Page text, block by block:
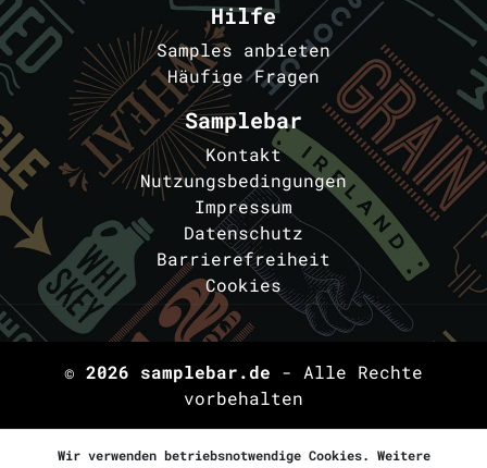
Hilfe
Samples anbieten
Häufige Fragen
Samplebar
Kontakt
Nutzungsbedingungen
Impressum
Datenschutz
Barrierefreiheit
Cookies
© 2026 samplebar.de - Alle Rechte
vorbehalten
Wir verwenden betriebsnotwendige Cookies. Weitere